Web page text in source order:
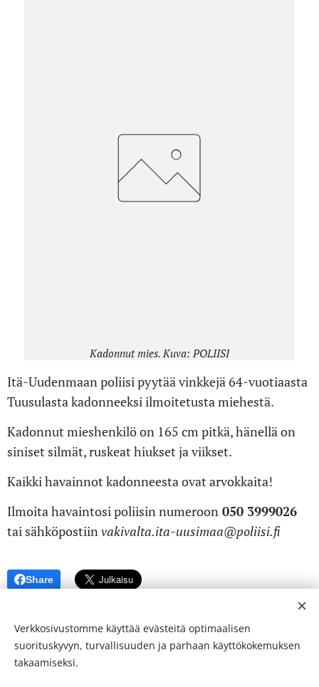
Kadonnut mies. Kuva: POLIISI
Itä-Uudenmaan poliisi pyytää vinkkejä 64-vuotiaasta
Tuusulasta kadonneeksi ilmoitetusta miehestä.
Kadonnut mieshenkilö on 165 cm pitkä, hänellä on
siniset silmät, ruskeat hiukset ja viikset.
Kaikki havainnot kadonneesta ovat arvokkaita!
Ilmoita havaintosi poliisin numeroon 050 3999026
tai sähköpostiinvakivalta.ita-uusimaa@poliisi.fi
Share
Verkkosivustomme käyttää evästeitä optimaalisen
suorituskyvyn, turvallisuuden ja parhaan käyttökokemuksen
takaamiseksi.